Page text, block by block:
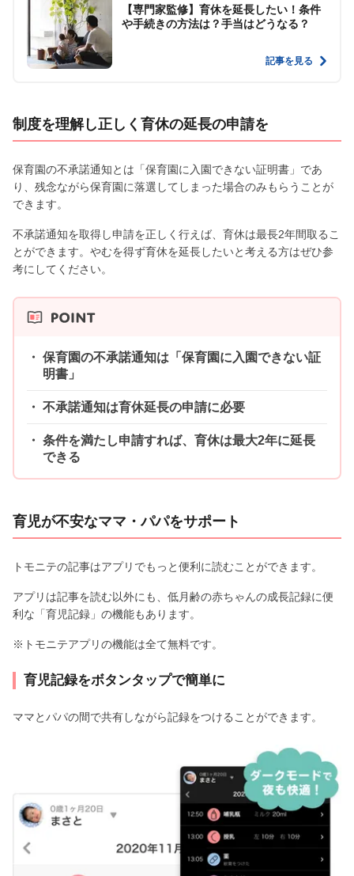
【専門家監修】育休を延長したい！条件
や手続きの方法は？手当はどうなる？
記事を見る
制度を理解し正しく育休の延長の申請を
保育園の不承諾通知とは「保育園に入園できない証明書」であ
り、残念ながら保育園に落選してしまった場合のみもらうことが
できます。
不承諾通知を取得し申請を正しく行えば、育休は最長2年間取るこ
とができます。やむを得ず育休を延長したいと考える方はぜひ参
考にしてください。
保育園の不承諾通知は「保育園に入園できない証
明書」
不承諾通知は育休延長の申請に必要
条件を満たし申請すれば、育休は最大2年に延長
できる
育児が不安なママ・パパをサポート
トモニテの記事はアプリでもっと便利に読むことができます。
アプリは記事を読む以外にも、低月齢の赤ちゃんの成長記録に便
利な「育児記録」の機能もあります。
※トモニテアプリの機能は全て無料です。
育児記録をボタンタップで簡単に
ママとパパの間で共有しながら記録をつけることができます。